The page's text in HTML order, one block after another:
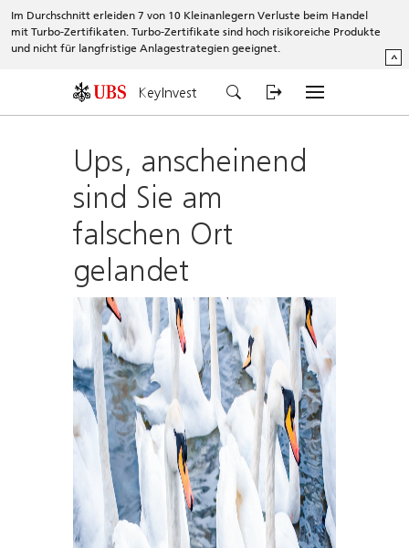
Im Durchschnitt erleiden 7 von 10 Kleinanlegern Verluste beim Handel
mit Turbo-Zertifikaten. Turbo-Zertifikate sind hoch risikoreiche Produkte
und nicht für langfristige Anlagestrategien geeignet.
^
KeyInvest
Ups, anscheinend
sind Sie am
falschen Ort
gelandet